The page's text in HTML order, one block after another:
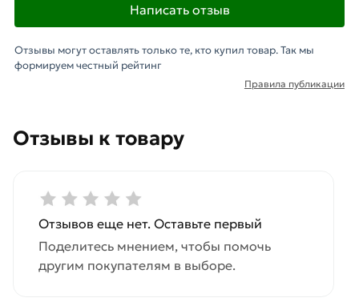
Отзывы к товару
Отзывов еще нет. Оставьте первый
Поделитесь мнением, чтобы помочь
другим покупателям в выборе.
Написать отзыв
Отзывы могут оставлять только те, кто купил товар. Так мы
формируем честный рейтинг
Правила публикации